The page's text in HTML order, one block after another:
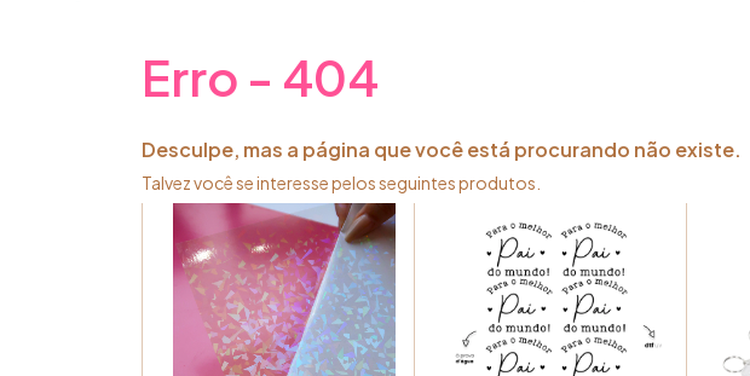
Erro - 404
Desculpe, mas a página que você está procurando não existe.
Talvez você se interesse pelos seguintes produtos.